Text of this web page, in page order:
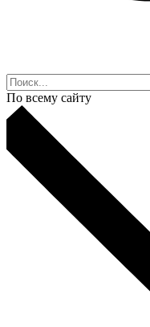
По всему сайту